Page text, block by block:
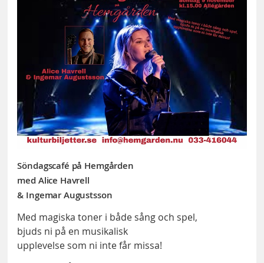
Söndagscafé på Hemgården
med Alice Havrell
& Ingemar Augustsson
Med magiska toner i både sång och spel,
bjuds ni på en musikalisk
upplevelse som ni inte får missa!